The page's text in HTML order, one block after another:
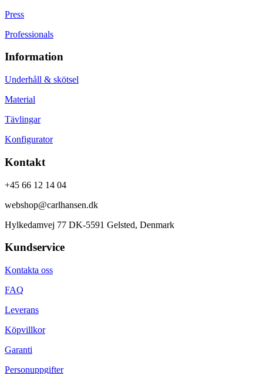
Press
Professionals
Information
Underhåll & skötsel
Material
Tävlingar
Konfigurator
Kontakt
+45 66 12 14 04
webshop@carlhansen.dk
Hylkedamvej 77 DK-5591 Gelsted, Denmark
Kundservice
Kontakta oss
FAQ
Leverans
Köpvillkor
Garanti
Personuppgifter